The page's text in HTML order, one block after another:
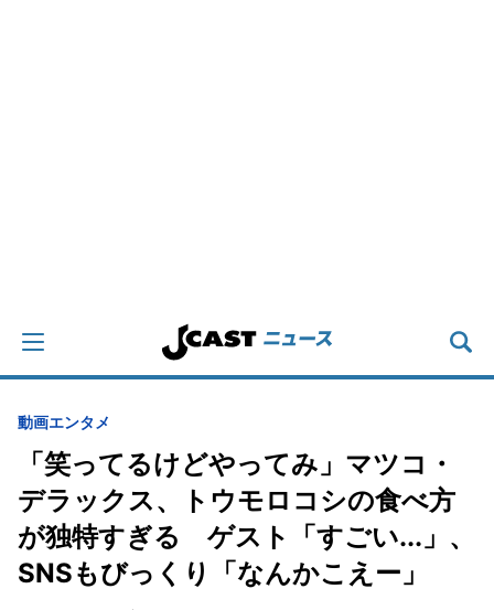
動画エンタメ
「笑ってるけどやってみ」マツコ・
デラックス、トウモロコシの食べ方
が独特すぎる ゲスト「すごい...」、
SNSもびっくり「なんかこえー」